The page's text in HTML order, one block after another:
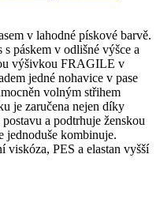
v lahodné pískové barvě.
páskem v odlišné výšce a
výšivkou FRAGILE v
jedné nohavice v pase
volným střihem
je zaručena nejen díky
a podtrhuje ženskou
jednoduše kombinuje.
viskóza, PES a elastan vyšší